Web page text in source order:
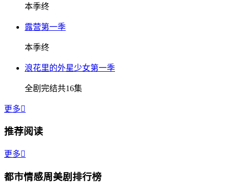
本季终
露营第一季
本季终
浪花里的外星少女第一季
全剧完结共16集
更多
推荐阅读
更多
都市情感周美剧排行榜